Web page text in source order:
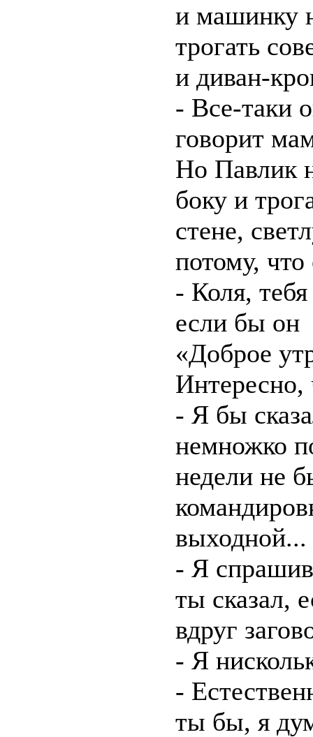
и машинку
трогать
и диван-
- Все-таки
говорит
Но Павлик
боку и
стене,
потому,
- Коля,
если бы он
«Доброе
Интересно,
- Я бы
немножко
недели не
выходной...
- Я
ты сказал,
вдруг
- Я
-
ты бы, я